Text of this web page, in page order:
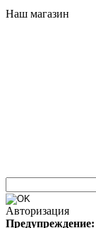
Наш магазин
Авторизация
Предупреждение: